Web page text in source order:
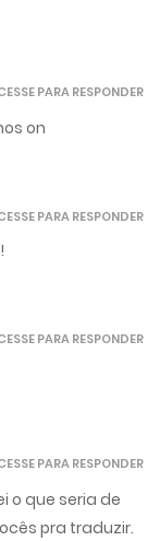
on
PARA RESPONDER
PARA RESPONDER
PARA RESPONDER
o que seria de
pra traduzir.
PARA RESPONDER